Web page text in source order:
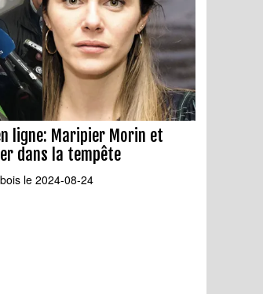
ligne: Maripier Morin et
dans la tempête
le 2024-08-24